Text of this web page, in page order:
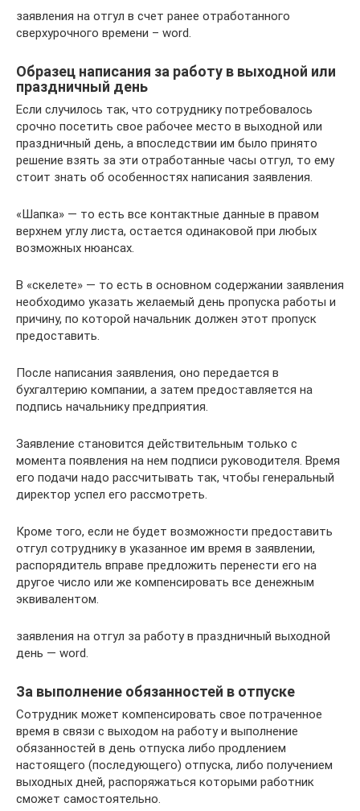
заявления на отгул в счет ранее отработанного
сверхурочного времени – word.
Образец написания за работу в выходной или
праздничный день
Если случилось так, что сотруднику потребовалось
срочно посетить свое рабочее место в выходной или
праздничный день, а впоследствии им было принято
решение взять за эти отработанные часы отгул, то ему
стоит знать об особенностях написания заявления.
«Шапка» — то есть все контактные данные в правом
верхнем углу листа, остается одинаковой при любых
возможных нюансах.
В «скелете» — то есть в основном содержании заявления
необходимо указать желаемый день пропуска работы и
причину, по которой начальник должен этот пропуск
предоставить.
После написания заявления, оно передается в
бухгалтерию компании, а затем предоставляется на
подпись начальнику предприятия.
Заявление становится действительным только с
момента появления на нем подписи руководителя. Время
его подачи надо рассчитывать так, чтобы генеральный
директор успел его рассмотреть.
Кроме того, если не будет возможности предоставить
отгул сотруднику в указанное им время в заявлении,
распорядитель вправе предложить перенести его на
другое число или же компенсировать все денежным
эквивалентом.
заявления на отгул за работу в праздничный выходной
день — word.
За выполнение обязанностей в отпуске
Сотрудник может компенсировать свое потраченное
время в связи с выходом на работу и выполнение
обязанностей в день отпуска либо продлением
настоящего (последующего) отпуска, либо получением
выходных дней, распоряжаться которыми работник
сможет самостоятельно.